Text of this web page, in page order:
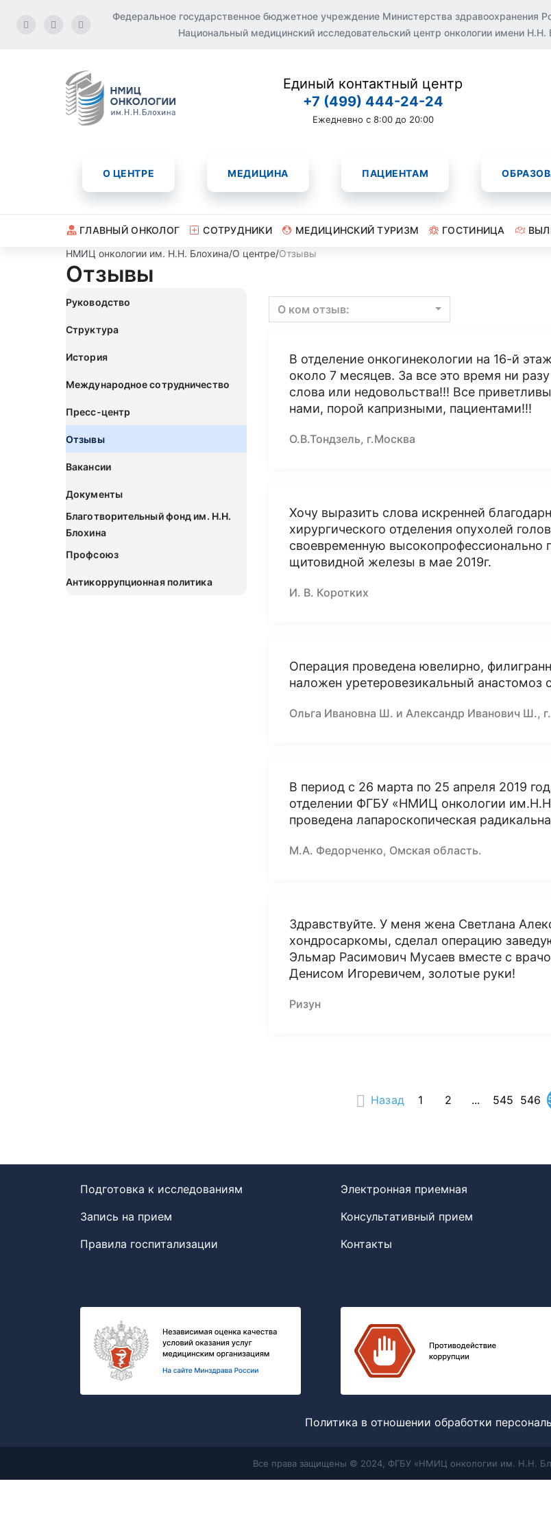
Федеральное государственное бюджетное учреждение Министерства здравоохранения
Национальный медицинский исследовательский центр онкологии имени Н.Н.
Единый контактный центр
+7 (499) 444-24-24
Ежедневно с 8:00 до 20:00
О ЦЕНТРЕ МЕДИЦИНА ПАЦИЕНТАМ
ГЛАВНЫЙ ОНКОЛОГ СОТРУДНИКИ МЕДИЦИНСКИЙ ТУРИЗМ ГОСТИНИЦА
НМИЦ онкологии им. Н.Н. Блохина/О центре/Отзывы
Отзывы
Руководство
Структура
История
Международное сотрудничество
Пресс-центр
Отзывы
Вакансии
Документы
Благотворительный фонд им. Н.Н.
Блохина
Профсоюз
Антикоррупционная политика
О ком отзыв:
В отделение онкогинекологии на 16-й
около 7 месяцев. За все это время ни
слова или недовольства!!! Все
нами, порой капризными, пациентами!!!
О.В.Тондзель, г.Москва
Хочу выразить слова искренней
хирургического отделения опухолей
своевременную
щитовидной железы в мае 2019г.
И. В. Коротких
Операция проведена ювелирно,
наложен уретеровезикальный анастомоз
Ольга Ивановна Ш. и Александр Иванович Ш.,
В период с 26 марта по 25 апреля 2019
отделении ФГБУ «НМИЦ онкологии
проведена лапароскопическая
М.А. Федорченко, Омская область.
Здравствуйте. У меня жена Светлана
хондросаркомы, сделал операцию
Эльмар Расимович Мусаев вместе с
Денисом Игоревичем, золотые руки!
Ризун
Назад 1 2 ... 545 546
Подготовка к исследованиям
Запись на прием
Правила госпитализации
Электронная приемная
Консультативный прием
Контакты
Политика в отношении обработки
Все права защищены © 2024, ФГБУ «НМИЦ онкологии им. Н.Н.